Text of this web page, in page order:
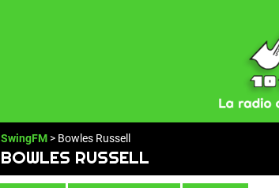
SwingFM > Bowles Russell
BOWLES RUSSELL